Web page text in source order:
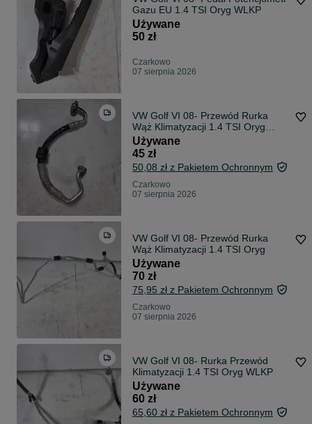
Gazu EU 1.4 TSI Oryg WLKP
Używane
50 zł
Czarkowo
07 sierpnia 2026
VW Golf VI 08- Przewód Rurka
Wąż Klimatyzacji 1.4 TSI Oryg
WLKP
Używane
45 zł
50,08 zł z Pakietem Ochronnym
Czarkowo
07 sierpnia 2026
VW Golf VI 08- Przewód Rurka
Wąż Klimatyzacji 1.4 TSI Oryg
Używane
70 zł
75,95 zł z Pakietem Ochronnym
Czarkowo
07 sierpnia 2026
VW Golf VI 08- Rurka Przewód
Klimatyzacji 1.4 TSI Oryg WLKP
Używane
60 zł
65,60 zł z Pakietem Ochronnym